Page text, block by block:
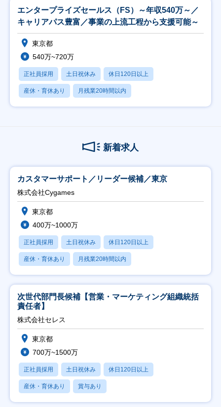
エンタープライズセールス（FS）～年収540万～／
キャリアパス豊富／事業の上流工程から支援可能～
東京都
540万~720万
正社員採用 土日祝休み 休日120日以上
産休・育休あり 月残業20時間以内
新着求人
カスタマーサポート／リーダー候補／東京
株式会社Cygames
東京都
400万~1000万
正社員採用 土日祝休み 休日120日以上
産休・育休あり 月残業20時間以内
次世代部門長候補【営業・マーケティング組織統括
責任者】
株式会社セレス
東京都
700万~1500万
正社員採用 土日祝休み 休日120日以上
産休・育休あり 賞与あり